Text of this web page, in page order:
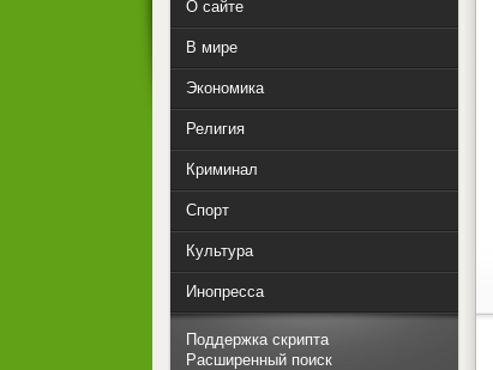
О сайте
В мире
Экономика
Религия
Криминал
Спорт
Культура
Инопресса
Поддержка скрипта
Расширенный поиск